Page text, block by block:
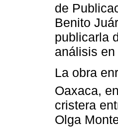
de
Benito
publicarla
análisis
La obra
Oaxaca,
cristera
Olga